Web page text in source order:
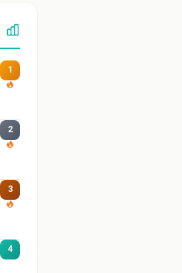
1
2
3
4